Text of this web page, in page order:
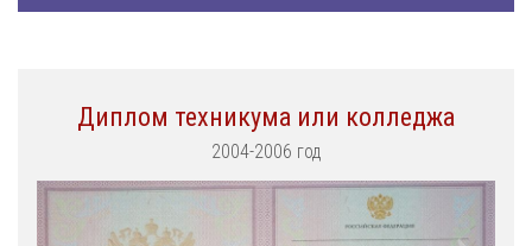
Диплом техникума или колледжа
2004-2006 год